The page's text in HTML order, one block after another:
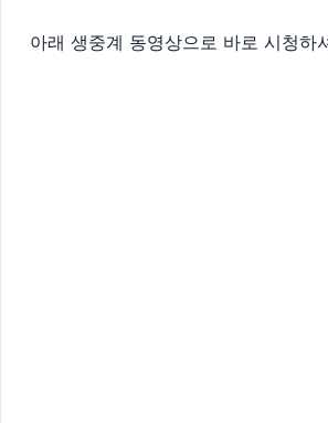
아래 생중계 동영상으로 바로 시청하